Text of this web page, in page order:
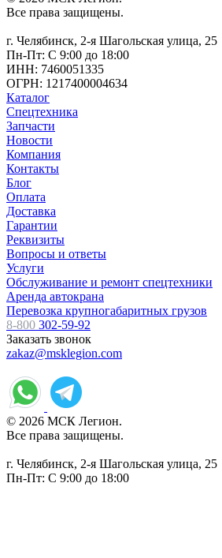
Все права защищены.
г. Челябинск, 2-я Шагольская улица, 25
Пн-Пт: С 9:00 до 18:00
ИНН: 7460051335
ОГРН: 1217400004634
Каталог
Спецтехника
Запчасти
Новости
Компания
Контакты
Блог
Оплата
Доставка
Гарантии
Реквизиты
Вопросы и ответы
Услуги
Обслуживание и ремонт спецтехники
Аренда автокрана
Перевозка крупногабаритных грузов
8-800 302-59-92
Заказать звонок
zakaz@msklegion.com
© 2026 МСК Легион.
Все права защищены.
г. Челябинск, 2-я Шагольская улица, 25
Пн-Пт: С 9:00 до 18:00